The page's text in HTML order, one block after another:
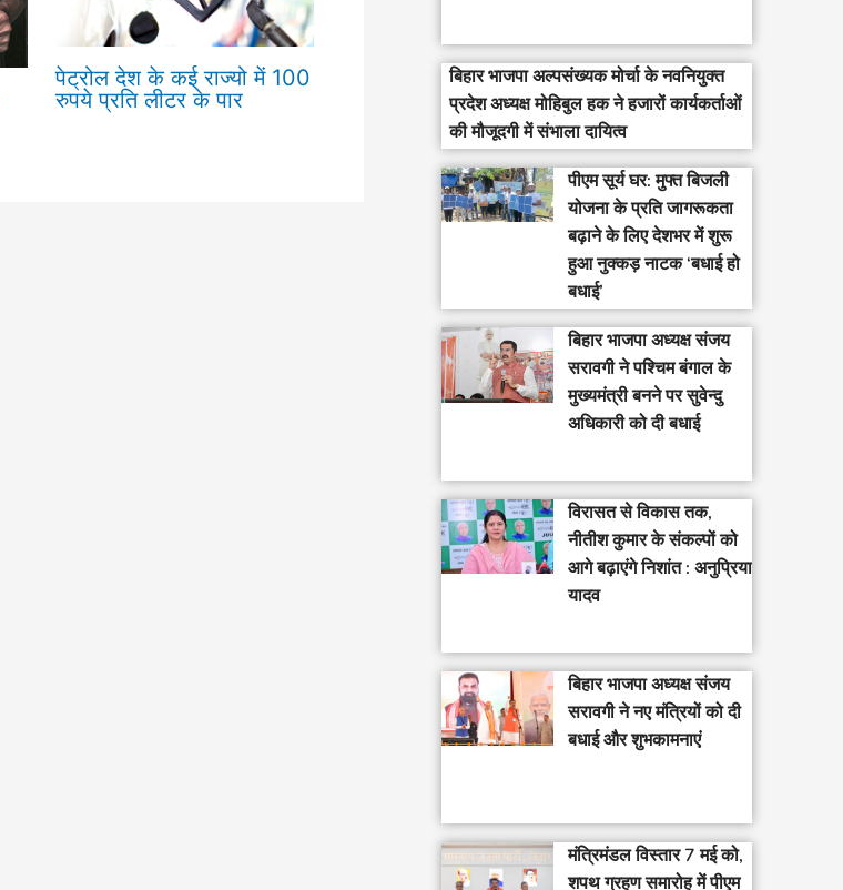
पेट्रोल देश के कई राज्यो में 100
रुपये प्रति लीटर के पार
बिहार भाजपा अल्पसंख्यक मोर्चा के नवनियुक्त
प्रदेश अध्यक्ष मोहिबुल हक ने हजारों कार्यकर्ताओं
की मौजूदगी में संभाला दायित्व
पीएम सूर्य घर: मुफ्त बिजली
योजना के प्रति जागरूकता
बढ़ाने के लिए देशभर में शुरू
हुआ नुक्कड़ नाटक ‘बधाई हो
बधाई’
‎बिहार भाजपा अध्यक्ष संजय
सरावगी ने पश्चिम बंगाल के
मुख्यमंत्री बनने पर सुवेन्दु
अधिकारी को दी बधाई
विरासत से विकास तक,
नीतीश कुमार के संकल्पों को
आगे बढ़ाएंगे निशांत : अनुप्रिया
यादव
बिहार भाजपा अध्यक्ष संजय
सरावगी ने नए मंत्रियों को दी
बधाई और शुभकामनाएं
मंत्रिमंडल विस्तार 7 मई को,
शपथ ग्रहण समारोह में पीएम